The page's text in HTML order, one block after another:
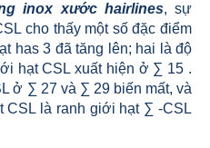
inox xước hairlines, sự
cho thấy một số đặc điểm
has 3 đã tăng lên; hai là độ
hạt CSL xuất hiện ở ∑ 15 .
ở ∑ 27 và ∑ 29 biến mất, và
CSL là ranh giới hạt ∑ -CSL